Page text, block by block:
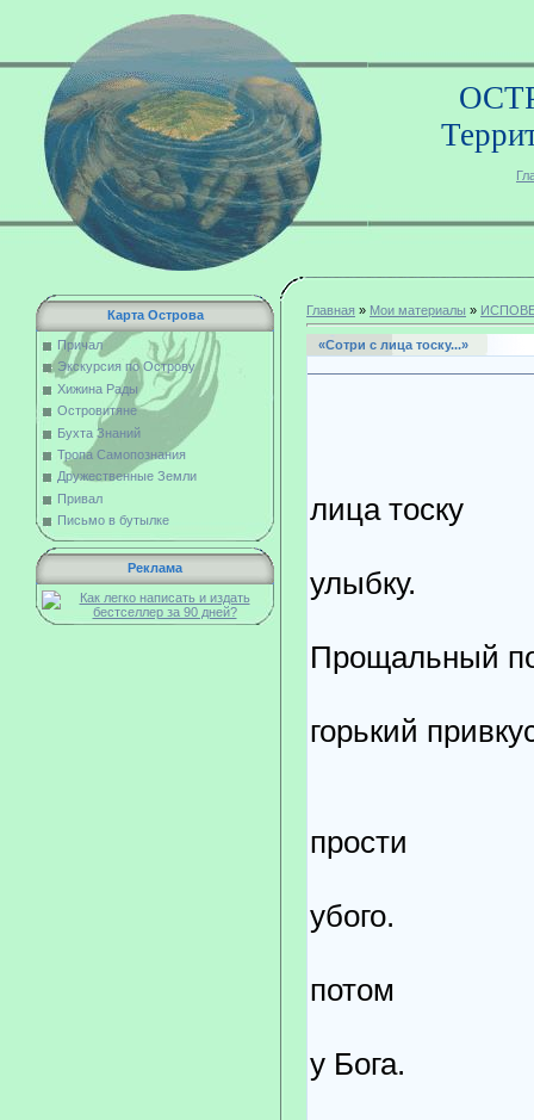
Карта Острова
Причал
Экскурсия по Острову
Хижина Рады
Островитяне
Бухта Знаний
Тропа Самопознания
Дружественные Земли
Привал
Письмо в бутылке
Реклама
Главная » Мои материалы »
«Сотри с лица тоску...»
лица тоску
улыбку.
Прощальный
горький
прости
убого.
потом
у Бога.